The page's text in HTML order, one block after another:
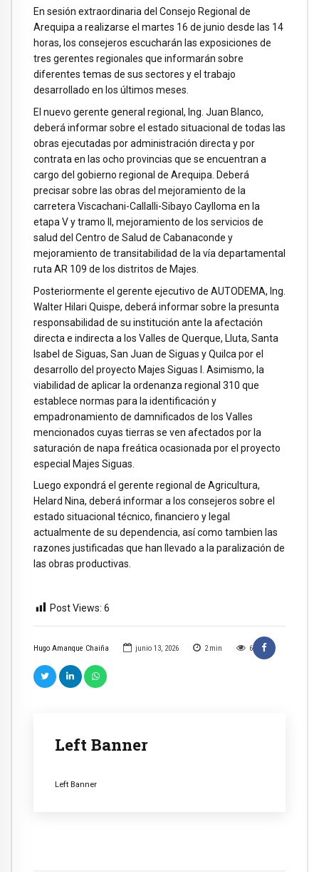
Hugo Amanque Chaiña junio 13, 2026 2 min 6
Left Banner
Left Banner
En sesión extraordinaria del Consejo Regional de
Arequipa a realizarse el martes 16 de junio desde las 14
horas, los consejeros escucharán las exposiciones de
tres gerentes regionales que informarán sobre
diferentes temas de sus sectores y el trabajo
desarrollado en los últimos meses.
El nuevo gerente general regional, Ing. Juan Blanco,
deberá informar sobre el estado situacional de todas las
obras ejecutadas por administración directa y por
contrata en las ocho provincias que se encuentran a
cargo del gobierno regional de Arequipa. Deberá
precisar sobre las obras del mejoramiento de la
carretera Viscachani-Callalli-Sibayo Caylloma en la
etapa V y tramo II, mejoramiento de los servicios de
salud del Centro de Salud de Cabanaconde y
mejoramiento de transitabilidad de la vía departamental
ruta AR 109 de los distritos de Majes.
Posteriormente el gerente ejecutivo de AUTODEMA, Ing.
Walter Hilari Quispe, deberá informar sobre la presunta
responsabilidad de su institución ante la afectación
directa e indirecta a los Valles de Querque, Lluta, Santa
Isabel de Siguas, San Juan de Siguas y Quilca por el
desarrollo del proyecto Majes Siguas I. Asimismo, la
viabilidad de aplicar la ordenanza regional 310 que
establece normas para la identificación y
empadronamiento de damnificados de los Valles
mencionados cuyas tierras se ven afectados por la
saturación de napa freática ocasionada por el proyecto
especial Majes Siguas.
Luego expondrá el gerente regional de Agricultura,
Helard Nina, deberá informar a los consejeros sobre el
estado situacional técnico, financiero y legal
actualmente de su dependencia, así como tambien las
razones justificadas que han llevado a la paralización de
las obras productivas.
Post Views: 6